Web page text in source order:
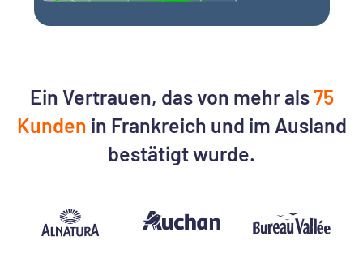
Ein Vertrauen, das von mehr als75
Kunden in Frankreich und im Ausland
bestätigt wurde.